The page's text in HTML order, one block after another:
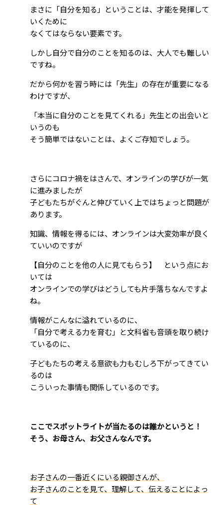
まさに「自分を知る」ということは、才能を発揮して
いくために
なくてはならない要素です。
しかし自分で自分のことを知るのは、大人でも難しい
ですね。
だから何かを習う時には「先生」の存在が重要になる
わけですが、
「本当に自分のことを見てくれる」先生との出会いと
いうのも
そう簡単ではないことは、よくご存知でしょう。
さらにコロナ禍をはさんで、オンラインの学びが一気
に進みましたが
子どもたちがぐんと伸びていく上ではちょっと問題が
あります。
知識、情報を得るには、オンラインは大変効率が良く
ていいのですが
【自分のことを他の人に見てもらう】 という点にお
いては
オンラインでの学びはどうしても片手落ちなんですよ
ね。
情報がこんなに溢れているのに、
「自分で考える力を育む」と文科省も音頭を取り続け
ているのに、
子どもたちの考える意欲も力もむしろ下がってきてい
るのは
こういった事情も関係しているのです。
ここでスポットライトが当たるのは誰かというと！
そう、お母さん、お父さんなんです。
お子さんの一番近くにいる親御さんが、
お子さんのことを見て、理解して、伝えることによっ
て